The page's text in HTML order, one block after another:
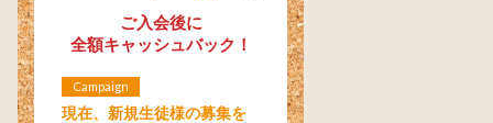
ご入会後に
全額キャッシュバック！
Campaign
現在、新規生徒様の募集を